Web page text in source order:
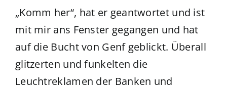
„Komm her“, hat er geantwortet und ist
mit mir ans Fenster gegangen und hat
auf die Bucht von Genf geblickt. Überall
glitzerten und funkelten die
Leuchtreklamen der Banken und